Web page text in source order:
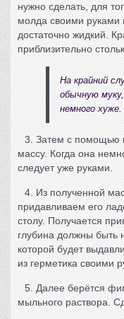
нужно сделать, для
молда своими руками
достаточно жидкий.
приблизительно
На крайний
обычную
немного хуже.
3. Затем с помощью
массу. Когда она
следует уже руками.
4. Из полученной
придавливаем его
столу. Получается
глубина должны
которой будет
из герметика своими
5. Далее берётся
мыльного раствора.